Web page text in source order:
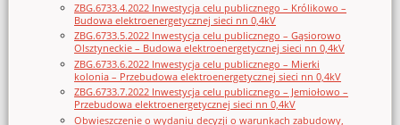
ZBG.6733.4.2022 Inwestycja celu publicznego – Królikowo –
Budowa elektroenergetycznej sieci nn 0,4kV
ZBG.6733.5.2022 Inwestycja celu publicznego – Gąsiorowo
Olsztyneckie – Budowa elektroenergetycznej sieci nn 0,4kV
ZBG.6733.6.2022 Inwestycja celu publicznego – Mierki
kolonia – Przebudowa elektroenergetycznej sieci nn 0,4kV
ZBG.6733.7.2022 Inwestycja celu publicznego – Jemiołowo –
Przebudowa elektroenergetycznej sieci nn 0,4kV
Obwieszczenie o wydaniu decyzji o warunkach zabudowy,